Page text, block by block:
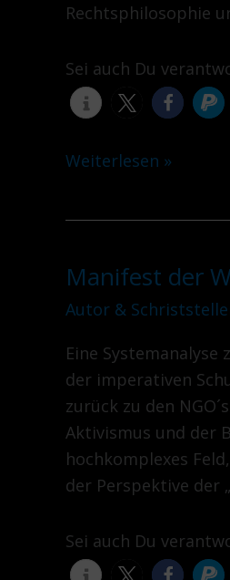
Rechtsphilosophie
Sei auch Du
Weiterlesen »
Manifest der
Autor &
Eine
der imperativen
zurück zu den
Aktivismus und der
hochkomplexes
der Perspektive der
Sei auch Du
Manifest
der
Freiheit
Teil
VIII